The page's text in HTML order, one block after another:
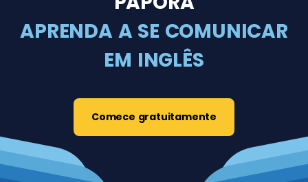
APRENDA A SE COMUNICAR
EM INGLÊS
Comece gratuitamente